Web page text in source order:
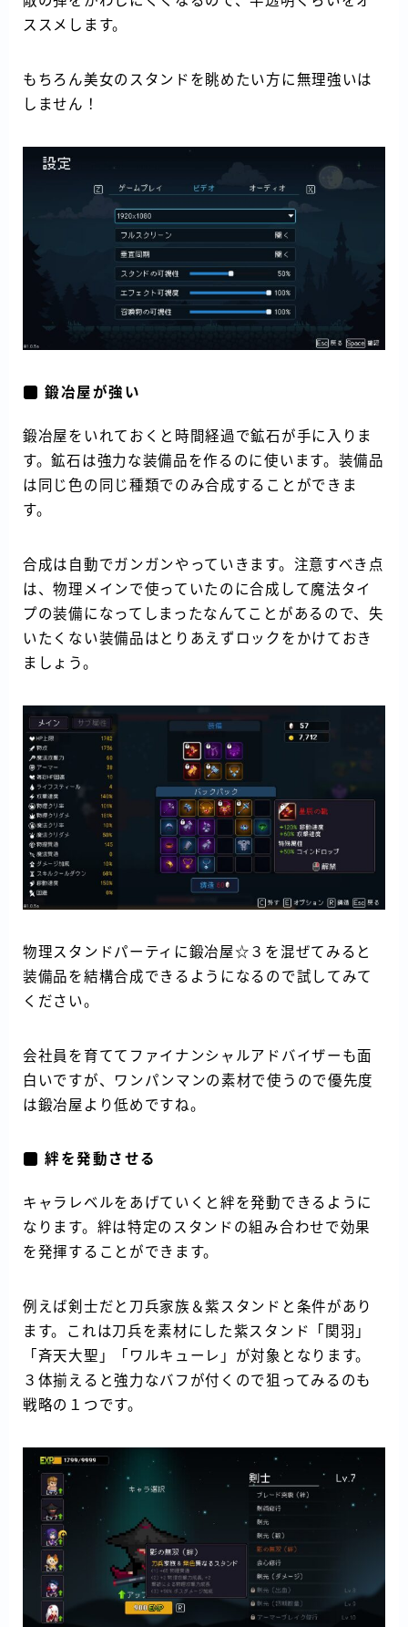
ススメします。
もちろん美女のスタンドを眺めたい方に無理強いは
しません！
鍛冶屋が強い
鍛冶屋をいれておくと時間経過で鉱石が手に入りま
す。鉱石は強力な装備品を作るのに使います。装備品
は同じ色の同じ種類でのみ合成することができま
す。
合成は自動でガンガンやっていきます。注意すべき点
は、物理メインで使っていたのに合成して魔法タイ
プの装備になってしまったなんてことがあるので、失
いたくない装備品はとりあえずロックをかけておき
ましょう。
物理スタンドパーティに鍛冶屋☆３を混ぜてみると
装備品を結構合成できるようになるので試してみて
ください。
会社員を育ててファイナンシャルアドバイザーも面
白いですが、ワンパンマンの素材で使うので優先度
は鍛冶屋より低めですね。
絆を発動させる
キャラレベルをあげていくと絆を発動できるように
なります。絆は特定のスタンドの組み合わせで効果
を発揮することができます。
例えば剣士だと刀兵家族＆紫スタンドと条件があり
ます。これは刀兵を素材にした紫スタンド「関羽」
「斉天大聖」「ワルキューレ」が対象となります。
３体揃えると強力なバフが付くので狙ってみるのも
戦略の１つです。